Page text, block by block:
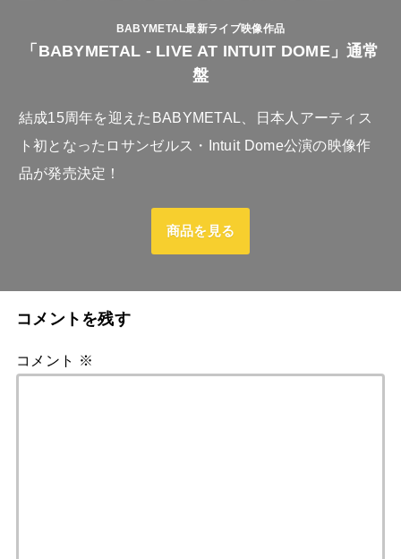
BABYMETAL最新ライブ映像作品
「BABYMETAL - LIVE AT INTUIT DOME」通常
盤
結成15周年を迎えたBABYMETAL、日本人アーティス
ト初となったロサンゼルス・Intuit Dome公演の映像作
品が発売決定！
商品を見る
コメントを残す
コメント ※